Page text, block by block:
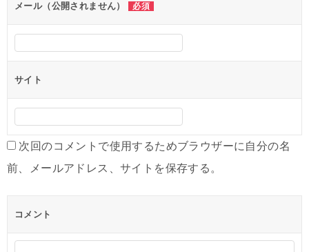
メール（公開されません） 必須
サイト
次回のコメントで使用するためブラウザーに自分の名
前、メールアドレス、サイトを保存する。
コメント